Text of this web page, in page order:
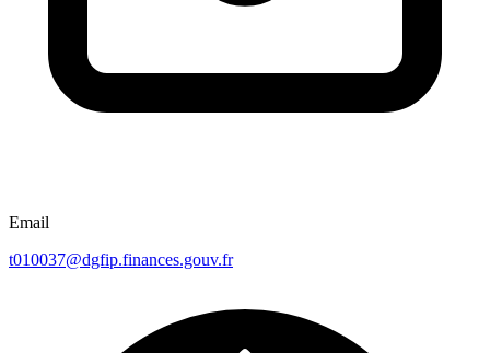
Email
t010037@dgfip.finances.gouv.fr